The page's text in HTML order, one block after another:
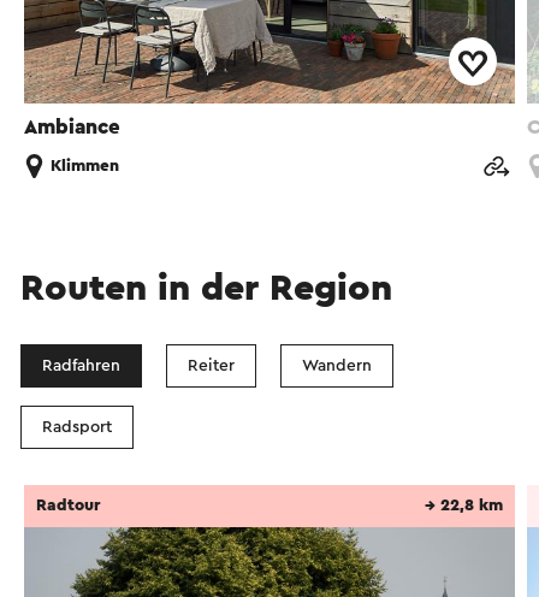
Ambiance
Klimmen
Routen in der Region
Radfahren Reiter Wandern
Radsport
Radtour → 22,8 km